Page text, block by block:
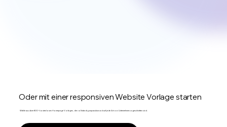
Oder mit einer responsiven Website Vorlage starten
Wähle aus über 800+ kostenlosen Homepage Vorlagen, die vollständig anpassbar und auf jede Art von Unternehmen zugeschnitten sind.